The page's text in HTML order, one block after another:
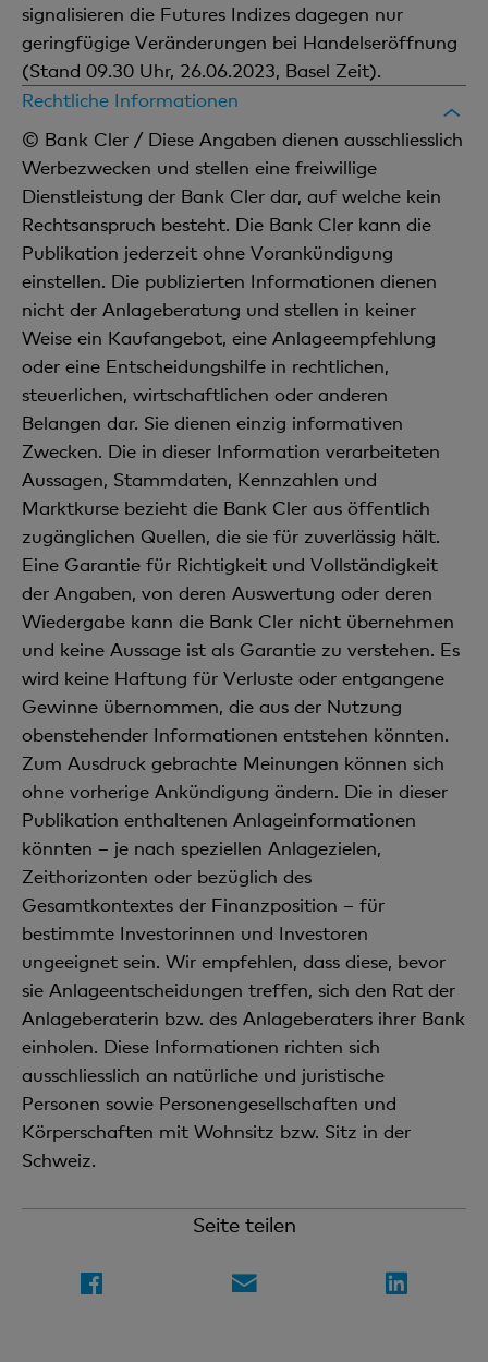
signalisieren die Futures Indizes dagegen nur
geringfügige Veränderungen bei Handelseröffnung
(Stand 09.30 Uhr, 26.06.2023, Basel Zeit).
Rechtliche Informationen
© Bank Cler / Diese Angaben dienen ausschliesslich
Werbezwecken und stellen eine freiwillige
Dienstleistung der Bank Cler dar, auf welche kein
Rechtsanspruch besteht. Die Bank Cler kann die
Publikation jederzeit ohne Vorankündigung
einstellen. Die publizierten Informationen dienen
nicht der Anlageberatung und stellen in keiner
Weise ein Kaufangebot, eine Anlageempfehlung
oder eine Entscheidungshilfe in rechtlichen,
steuerlichen, wirtschaftlichen oder anderen
Belangen dar. Sie dienen einzig informativen
Zwecken. Die in dieser Information verarbeiteten
Aussagen, Stammdaten, Kennzahlen und
Marktkurse bezieht die Bank Cler aus öffentlich
zugänglichen Quellen, die sie für zuverlässig hält.
Eine Garantie für Richtigkeit und Vollständigkeit
der Angaben, von deren Auswertung oder deren
Wiedergabe kann die Bank Cler nicht übernehmen
und keine Aussage ist als Garantie zu verstehen. Es
wird keine Haftung für Verluste oder entgangene
Gewinne übernommen, die aus der Nutzung
obenstehender Informationen entstehen könnten.
Zum Ausdruck gebrachte Meinungen können sich
ohne vorherige Ankündigung ändern. Die in dieser
Publikation enthaltenen Anlageinformationen
könnten – je nach speziellen Anlagezielen,
Zeithorizonten oder bezüglich des
Gesamtkontextes der Finanzposition – für
bestimmte Investorinnen und Investoren
ungeeignet sein. Wir empfehlen, dass diese, bevor
sie Anlageentscheidungen treffen, sich den Rat der
Anlageberaterin bzw. des Anlageberaters ihrer Bank
einholen. Diese Informationen richten sich
ausschliesslich an natürliche und juristische
Personen sowie Personengesellschaften und
Körperschaften mit Wohnsitz bzw. Sitz in der
Schweiz.
Seite teilen